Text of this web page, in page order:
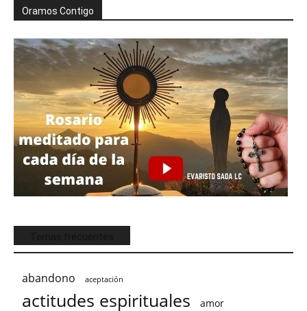
Oramos Contigo
abandono aceptación
actitudes espirituales amor